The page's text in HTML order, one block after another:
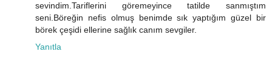
sevindim.Tariflerini göremeyince tatilde sanmıştım
seni.Böreğin nefis olmuş benimde sık yaptığım güzel bir
börek çeşidi ellerine sağlık canım sevgiler.
Yanıtla